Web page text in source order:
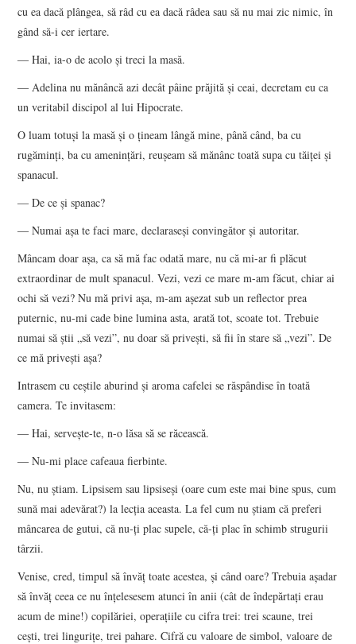
cu ea dacă plângea, să râd cu ea dacă râdea sau să nu mai zic nimic, în
gând să-i cer iertare.
― Hai, ia-o de acolo și treci la masă.
― Adelina nu mănâncă azi decât pâine prăjită și ceai, decretam eu ca
un veritabil discipol al lui Hipocrate.
O luam totuși la masă și o țineam lângă mine, până când, ba cu
rugăminți, ba cu amenințări, reușeam să mănânc toată supa cu tăiței și
spanacul.
― De ce și spanac?
― Numai așa te faci mare, declaraseși convingător și autoritar.
Mâncam doar așa, ca să mă fac odată mare, nu că mi-ar fi plăcut
extraordinar de mult spanacul. Vezi, vezi ce mare m-am făcut, chiar ai
ochi să vezi? Nu mă privi așa, m-am așezat sub un reflector prea
puternic, nu-mi cade bine lumina asta, arată tot, scoate tot. Trebuie
numai să știi „să vezi”, nu doar să privești, să fii în stare să „vezi”. De
ce mă privești așa?
Intrasem cu ceștile aburind și aroma cafelei se răspândise în toată
camera. Te invitasem:
― Hai, servește-te, n-o lăsa să se răcească.
― Nu-mi place cafeaua fierbinte.
Nu, nu știam. Lipsisem sau lipsiseși (oare cum este mai bine spus, cum
sună mai adevărat?) la lecția aceasta. La fel cum nu știam că preferi
mâncarea de gutui, că nu-ți plac supele, că-ți plac în schimb strugurii
târzii.
Venise, cred, timpul să învăț toate acestea, și când oare? Trebuia așadar
să învăț ceea ce nu înțelesesem atunci în anii (cât de îndepărtați erau
acum de mine!) copilăriei, operațiile cu cifra trei: trei scaune, trei
cești, trei lingurițe, trei pahare. Cifră cu valoare de simbol, valoare de